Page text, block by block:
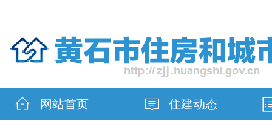
网站首页 住建动态